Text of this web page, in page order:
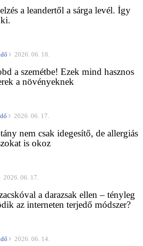
a leandertől a sárga levél. Így
2026. 06. 18.
a szemétbe! Ezek mind hasznos
a növényeknek
2026. 06. 17.
nem csak idegesítő, de allergiás
is okoz
2026. 06. 17.
a darazsak ellen – tényleg
az interneten terjedő módszer?
2026. 06. 14.